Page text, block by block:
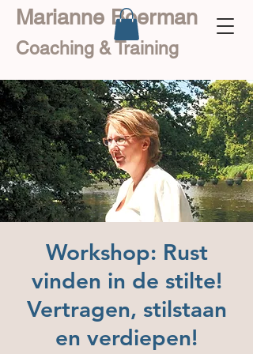
Marianne Boerman
Coaching & Training
Workshop: Rust
vinden in de stilte!
Vertragen, stilstaan
en verdiepen!